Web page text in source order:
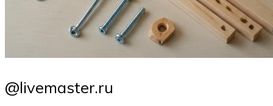
@livemaster.ru